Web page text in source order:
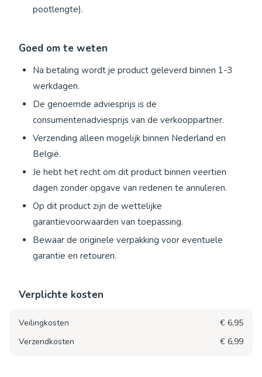
pootlengte).
Goed om te weten
Na betaling wordt je product geleverd binnen 1-3
werkdagen.
De genoemde adviesprijs is de
consumentenadviesprijs van de verkooppartner.
Verzending alleen mogelijk binnen Nederland en
België.
Je hebt het recht om dit product binnen veertien
dagen zonder opgave van redenen te annuleren.
Op dit product zijn de wettelijke
garantievoorwaarden van toepassing.
Bewaar de originele verpakking voor eventuele
garantie en retouren.
Verplichte kosten
Veilingkosten
€ 6,95
Verzendkosten
€ 6,99